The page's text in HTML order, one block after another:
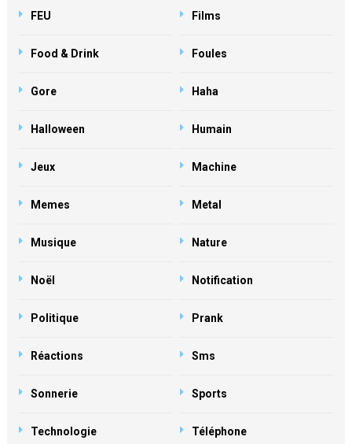
FEU Films
Food & Drink Foules
Gore Haha
Halloween Humain
Jeux Machine
Memes Metal
Musique Nature
Noël Notification
Politique Prank
Réactions Sms
Sonnerie Sports
Technologie Téléphone